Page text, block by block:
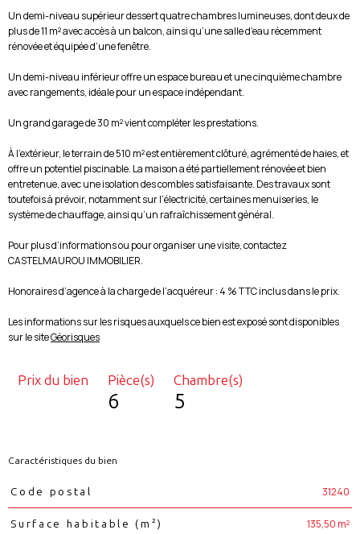
Un demi-niveau supérieur dessert quatre chambres lumineuses, dont deux de
plus de 11 m² avec accès à un balcon, ainsi qu’une salle d’eau récemment
rénovée et équipée d’une fenêtre.
Un demi-niveau inférieur offre un espace bureau et une cinquième chambre
avec rangements, idéale pour un espace indépendant.
Un grand garage de 30 m² vient compléter les prestations.
À l’extérieur, le terrain de 510 m² est entièrement clôturé, agrémenté de haies, et
offre un potentiel piscinable. La maison a été partiellement rénovée et bien
entretenue, avec une isolation des combles satisfaisante. Des travaux sont
toutefois à prévoir, notamment sur l’électricité, certaines menuiseries, le
système de chauffage, ainsi qu’un rafraîchissement général.
Pour plus d’informations ou pour organiser une visite, contactez
CASTELMAUROU IMMOBILIER.
Honoraires d’agence à la charge de l’acquéreur : 4 % TTC inclus dans le prix.
Les informations sur les risques auxquels ce bien est exposé sont disponibles
sur le siteGéorisques
Prix du bien Pièce(s)
6
Chambre(s)
5
Caractéristiques du bien
Caractéristiques Valeurs
Code postal 31240
Surface habitable (m²) 135,50 m²